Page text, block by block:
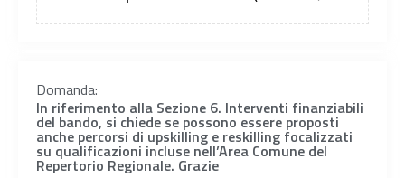
Domanda:
In riferimento alla Sezione 6. Interventi finanziabili
del bando, si chiede se possono essere proposti
anche percorsi di upskilling e reskilling focalizzati
su qualificazioni incluse nell’Area Comune del
Repertorio Regionale. Grazie